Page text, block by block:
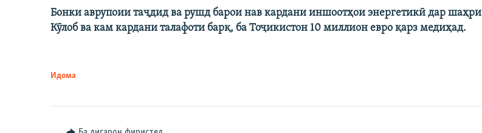
Бонки аврупоии таҷдид ва рушд барои нав кардани иншоотҳои энергетикӣ дар шаҳри
Кӯлоб ва кам кардани талафоти барқ, ба Тоҷикистон 10 миллион евро қарз медиҳад.
Идома